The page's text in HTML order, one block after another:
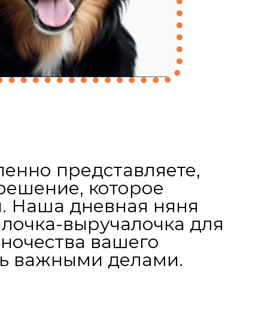
представляете,
которое
Наша дневная няня
выручалочка для
вашего
важными делами.